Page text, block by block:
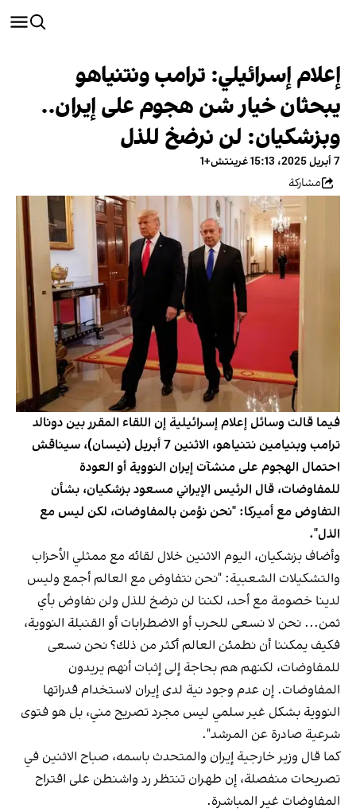
إعلام إسرائيلي: ترامب ونتنياهو
يبحثان خيار شن هجوم على إيران..
وبزشكيان: لن نرضخ للذل
7 أبريل 2025، 15:13 غرينتش+1
مشاركة
فيما قالت وسائل إعلام إسرائيلية إن اللقاء المقرر بين دونالد
ترامب وبنيامين نتنياهو، الاثنين 7 أبريل (نيسان)، سيناقش
احتمال الهجوم على منشآت إيران النووية أو العودة
للمفاوضات، قال الرئيس الإيراني مسعود بزشكيان، بشأن
التفاوض مع أميركا: "نحن نؤمن بالمفاوضات، لكن ليس مع
الذل".
وأضاف بزشكيان، اليوم الاثنين خلال لقائه مع ممثلي الأحزاب
والتشكيلات الشعبية: "نحن نتفاوض مع العالم أجمع وليس
لدينا خصومة مع أحد، لكننا لن نرضخ للذل ولن نفاوض بأي
ثمن... نحن لا نسعى للحرب أو الاضطرابات أو القنبلة النووية،
فكيف يمكننا أن نطمئن العالم أكثر من ذلك؟ نحن نسعى
للمفاوضات، لكنهم هم بحاجة إلى إثبات أنهم يريدون
المفاوضات. إن عدم وجود نية لدى إيران لاستخدام قدراتها
النووية بشكل غير سلمي ليس مجرد تصريح مني، بل هو فتوى
شرعية صادرة عن المرشد".
كما قال وزير خارجية إيران والمتحدث باسمه، صباح الاثنين في
تصريحات منفصلة، إن طهران تنتظر رد واشنطن على اقتراح
المفاوضات غير المباشرة.